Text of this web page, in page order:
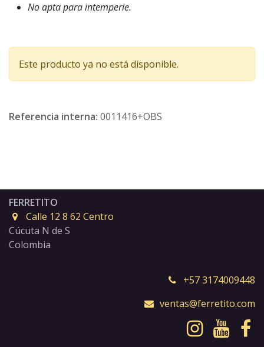
No apta para intemperie.
Este producto ya no está disponible.
Referencia interna: 0011416+OBS
FERRETITO
Calle 12 8 62 Centro
Cúcuta N de S
Colombia
+57 3174009448
ventas@ferretito.com